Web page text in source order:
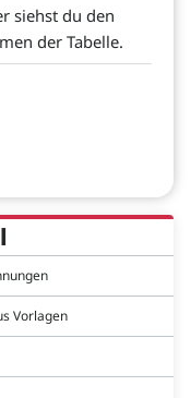
siehst du den
der Tabelle.
Vorlagen